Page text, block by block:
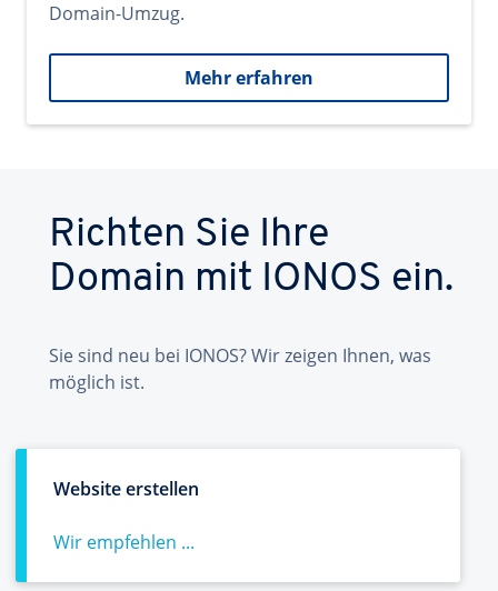
Domain-Umzug.
Mehr erfahren
Richten Sie Ihre
Domain mit IONOS ein.
Sie sind neu bei IONOS? Wir zeigen Ihnen, was
möglich ist.
Website erstellen
Wir empfehlen ...